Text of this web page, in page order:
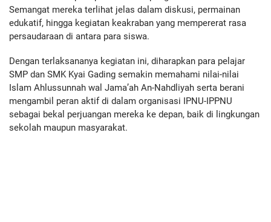
Semangat mereka terlihat jelas dalam diskusi, permainan
edukatif, hingga kegiatan keakraban yang mempererat rasa
persaudaraan di antara para siswa.
Dengan terlaksananya kegiatan ini, diharapkan para pelajar
SMP dan SMK Kyai Gading semakin memahami nilai-nilai
Islam Ahlussunnah wal Jama’ah An-Nahdliyah serta berani
mengambil peran aktif di dalam organisasi IPNU-IPPNU
sebagai bekal perjuangan mereka ke depan, baik di lingkungan
sekolah maupun masyarakat.